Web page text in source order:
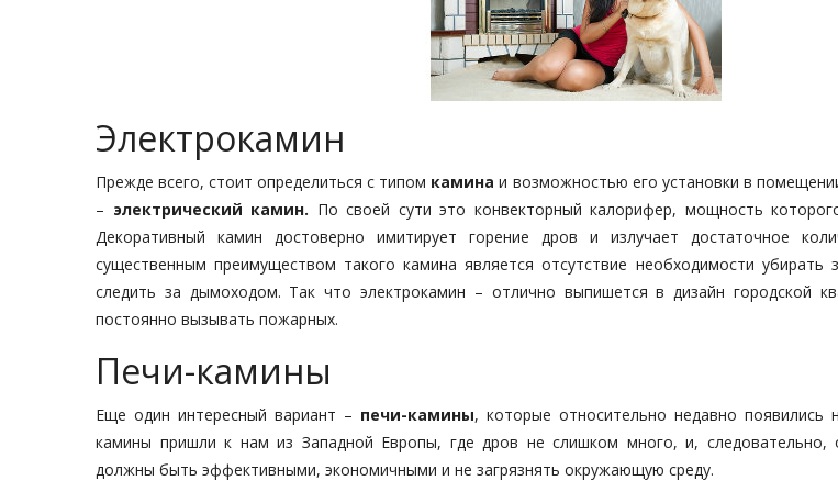
Электрокамин
Прежде всего, стоит определиться с типом камина и возможностью его установки в
– электрический камин. По своей сути это конвекторный калорифер, мощность
Декоративный камин достоверно имитирует горение дров и излучает достаточное
существенным преимуществом такого камина является отсутствие необходимости убирать
следить за дымоходом. Так что электрокамин – отлично выпишется в дизайн городской
постоянно вызывать пожарных.
Печи-камины
Еще один интересный вариант – печи-камины, которые относительно недавно появились
камины пришли к нам из Западной Европы, где дров не слишком много, и, следовательно,
должны быть эффективными, экономичными и не загрязнять окружающую среду.